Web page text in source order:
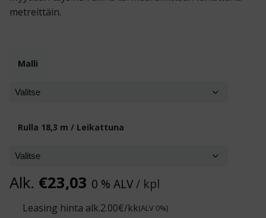
metreittäin.
Malli
Rulla 18,3 m / Leikattuna
Alk. €23,03 0 % ALV/ kpl
Leasing hinta alk.2.00€/kk(ALV 0%)